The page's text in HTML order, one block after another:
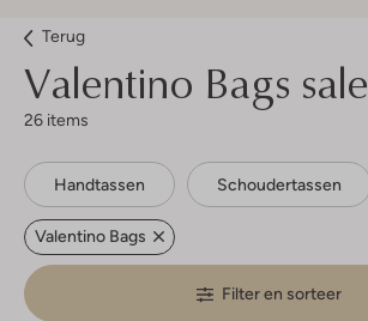
Terug
Valentino Bags sale
26 items
Handtassen Schoudertassen
Valentino Bags
Filter en sorteer